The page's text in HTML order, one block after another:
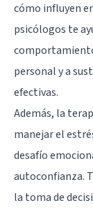
cómo influyen
psicólogos te
personal y a
efectivas.
Además, la
manejar el
desafío
autoconfianza.
la toma de